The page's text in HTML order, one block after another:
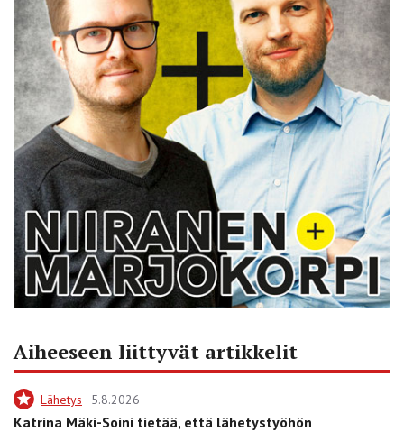
Aiheeseen liittyvät artikkelit
Lähetys 5.8.2026
Katrina Mäki-Soini tietää, että lähetystyöhön